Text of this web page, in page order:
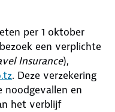
per 1 oktober
een verplichte
Insurance),
. Deze verzekering
noodgevallen en
het verblijf